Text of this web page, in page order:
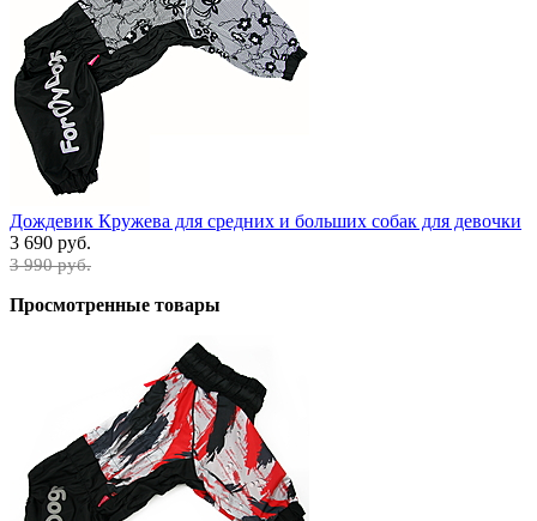
Дождевик Кружева для средних и больших собак для девочки
3 690 руб.
3 990 руб.
Просмотренные товары